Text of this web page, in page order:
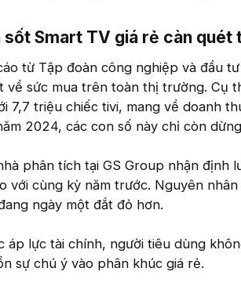
sốt Smart TV giá rẻ càn quét
từ Tập đoàn công nghiệp và đầu
về sức mua trên toàn thị trường. Cụ
7,7 triệu chiếc tivi, mang về doanh
2024, các con số này chỉ còn
phân tích tại GS Group nhận định
với cùng kỳ năm trước. Nguyên
ngày một đắt đỏ hơn.
áp lực tài chính, người tiêu dùng
sự chú ý vào phân khúc giá rẻ.